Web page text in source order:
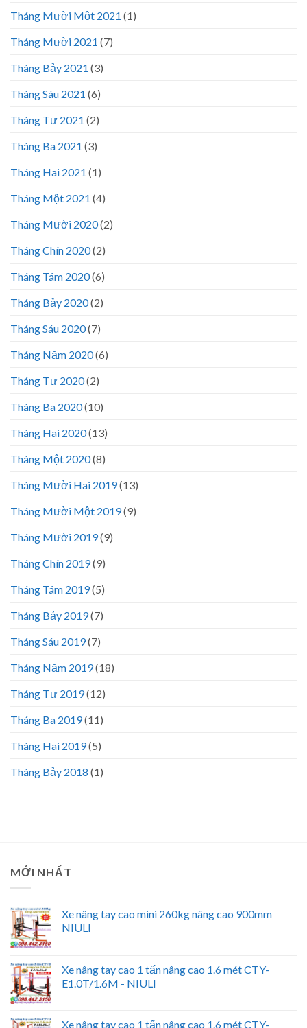
Tháng Mười Một 2021 (1)
Tháng Mười 2021 (7)
Tháng Bảy 2021 (3)
Tháng Sáu 2021 (6)
Tháng Tư 2021 (2)
Tháng Ba 2021 (3)
Tháng Hai 2021 (1)
Tháng Một 2021 (4)
Tháng Mười 2020(2)
Tháng Chín 2020(2)
Tháng Tám 2020(6)
Tháng Bảy 2020(2)
Tháng Sáu 2020(7)
Tháng Năm 2020(6)
Tháng Tư 2020(2)
Tháng Ba 2020(10)
Tháng Hai 2020(13)
Tháng Một 2020(8)
Tháng Mười Hai 2019(13)
Tháng Mười Một 2019(9)
Tháng Mười 2019(9)
Tháng Chín 2019(9)
Tháng Tám 2019(5)
Tháng Bảy 2019(7)
Tháng Sáu 2019(7)
Tháng Năm 2019(18)
Tháng Tư 2019(12)
Tháng Ba 2019(11)
Tháng Hai 2019(5)
Tháng Bảy 2018 (1)
MỚI NHẤT
Xe nâng tay cao mini 260kg nâng cao 900mm
NIULI
Xe nâng tay cao 1 tấn nâng cao 1.6 mét CTY-
E1.0T/1.6M - NIULI
Xe nâng tay cao 1 tấn nâng cao 1.6 mét CTY-